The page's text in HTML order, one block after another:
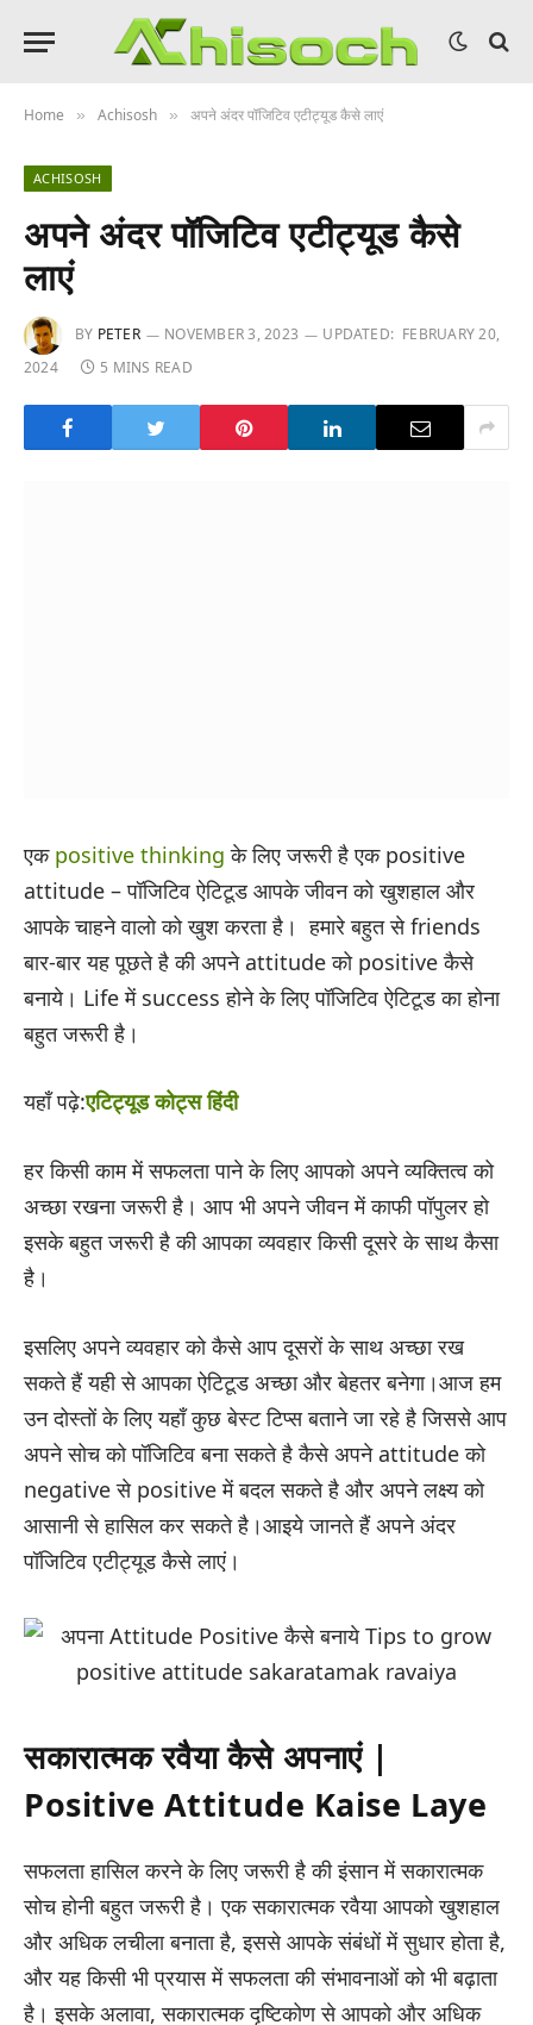
Home » Achisosh » अपने अंदर पॉजिटिव एटीट्यूड कैसे लाएं
ACHISOSH
अपने अंदर पॉजिटिव एटीट्यूड कैसे
लाएं
BY PETER NOVEMBER 3, 2023 UPDATED: FEBRUARY 20,
2024
5 MINS READ
एक positive thinking के लिए जरूरी है एक positive
attitude – पॉजिटिव ऐटिटूड आपके जीवन को खुशहाल और
आपके चाहने वालो को खुश करता है। हमारे बहुत से friends
बार-बार यह पूछते है की अपने attitude को positive कैसे
बनाये। Life में success होने के लिए पॉजिटिव ऐटिटूड का होना
बहुत जरूरी है।
यहाँ पढ़े:एटिट्यूड कोट्स हिंदी
हर किसी काम में सफलता पाने के लिए आपको अपने व्यक्तित्व को
अच्छा रखना जरूरी है। आप भी अपने जीवन में काफी पॉपुलर हो
इसके बहुत जरूरी है की आपका व्यवहार किसी दूसरे के साथ कैसा
है।
इसलिए अपने व्यवहार को कैसे आप दूसरों के साथ अच्छा रख
सकते हैं यही से आपका ऐटिटूड अच्छा और बेहतर बनेगा।आज हम
उन दोस्तों के लिए यहाँ कुछ बेस्ट टिप्स बताने जा रहे है जिससे आप
अपने सोच को पॉजिटिव बना सकते है कैसे अपने attitude को
negative से positive में बदल सकते है और अपने लक्ष्य को
आसानी से हासिल कर सकते है।आइये जानते हैं अपने अंदर
पॉजिटिव एटीट्यूड कैसे लाएं।
सकारात्मक रवैया कैसे अपनाएं |
Positive Attitude Kaise Laye
सफलता हासिल करने के लिए जरूरी है की इंसान में सकारात्मक
सोच होनी बहुत जरूरी है। एक सकारात्मक रवैया आपको खुशहाल
और अधिक लचीला बनाता है, इससे आपके संबंधों में सुधार होता है,
और यह किसी भी प्रयास में सफलता की संभावनाओं को भी बढ़ाता
है। इसके अलावा, सकारात्मक दृष्टिकोण से आपको और अधिक